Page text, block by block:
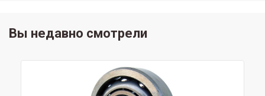
Вы недавно смотрели